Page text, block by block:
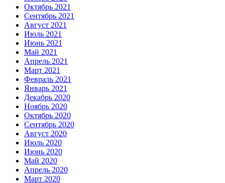
Октябрь 2021
Сентябрь 2021
Август 2021
Июль 2021
Июнь 2021
Май 2021
Апрель 2021
Март 2021
Февраль 2021
Январь 2021
Декабрь 2020
Ноябрь 2020
Октябрь 2020
Сентябрь 2020
Август 2020
Июль 2020
Июнь 2020
Май 2020
Апрель 2020
Март 2020